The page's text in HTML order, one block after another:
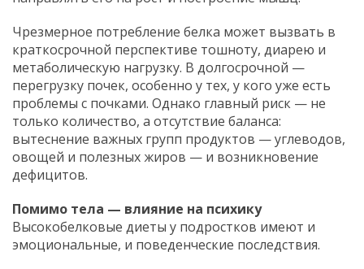
Чрезмерное потребление белка может вызвать в
краткосрочной перспективе тошноту, диарею и
метаболическую нагрузку. В долгосрочной —
перегрузку почек, особенно у тех, у кого уже есть
проблемы с почками. Однако главный риск — не
только количество, а отсутствие баланса:
вытеснение важных групп продуктов — углеводов,
овощей и полезных жиров — и возникновение
дефицитов.
Помимо тела — влияние на психику
Высокобелковые диеты у подростков имеют и
эмоциональные, и поведенческие последствия.